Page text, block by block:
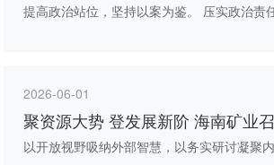
提高政治站位，坚持以案为鉴。 压实政治责
2026-06-01
聚资源大势 登发展新阶 海南矿业
划研讨会
以开放视野吸纳外部智慧，以务实研讨凝聚